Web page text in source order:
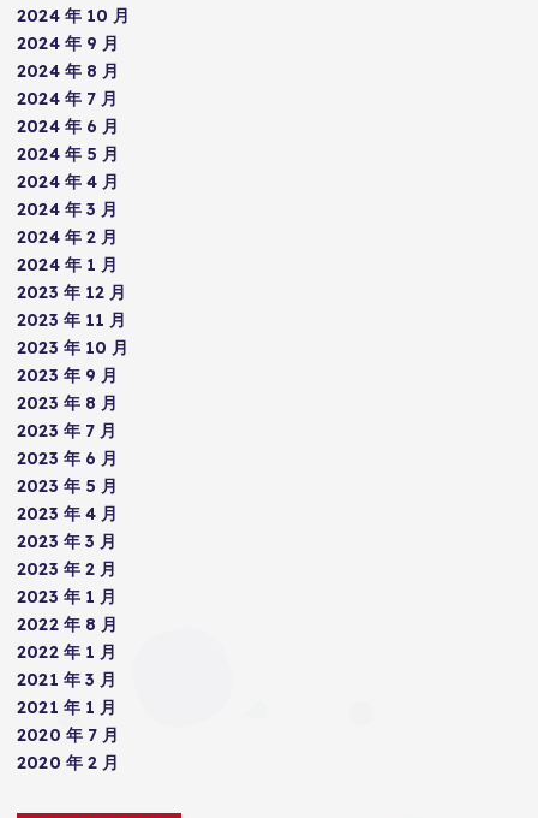
2024 年 10 月
2024 年 9 月
2024 年 8 月
2024 年 7 月
2024 年 6 月
2024 年 5 月
2024 年 4 月
2024 年 3 月
2024 年 2 月
2024 年 1 月
2023 年 12 月
2023 年 11 月
2023 年 10 月
2023 年 9 月
2023 年 8 月
2023 年 7 月
2023 年 6 月
2023 年 5 月
2023 年 4 月
2023 年 3 月
2023 年 2 月
2023 年 1 月
2022 年 8 月
2022 年 1 月
2021 年 3 月
2021 年 1 月
2020 年 7 月
2020 年 2 月